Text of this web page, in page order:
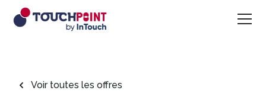
Voir toutes les offres